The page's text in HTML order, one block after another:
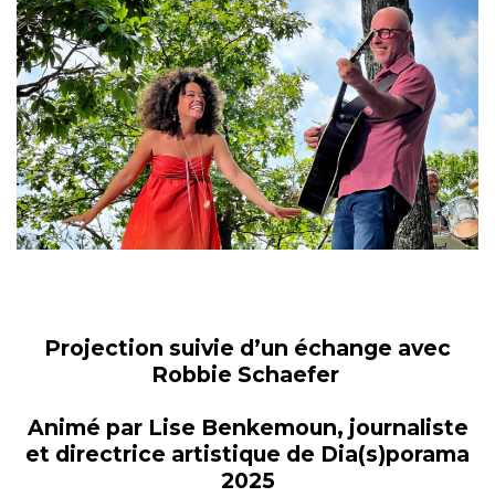
Projection suivie d’un échange avec
Robbie Schaefer
Animé par Lise Benkemoun, journaliste
et directrice artistique de Dia(s)porama
2025